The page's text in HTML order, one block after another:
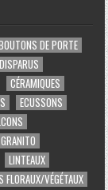
DE PORTE
CÉRAMIQUES
ECUSSONS
GRANITO
LINTEAUX
FLORAUX/VÉGÉTAUX